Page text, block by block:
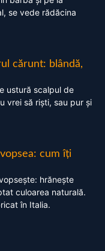
se vede rădăcina
cărunt: blândă,
ustură scalpul de
vrei să riști, sau pur și
cum îți
hrănește
culoarea naturală.
în Italia.